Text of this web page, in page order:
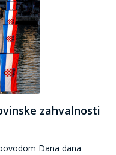
zahvalnosti
Dana dana